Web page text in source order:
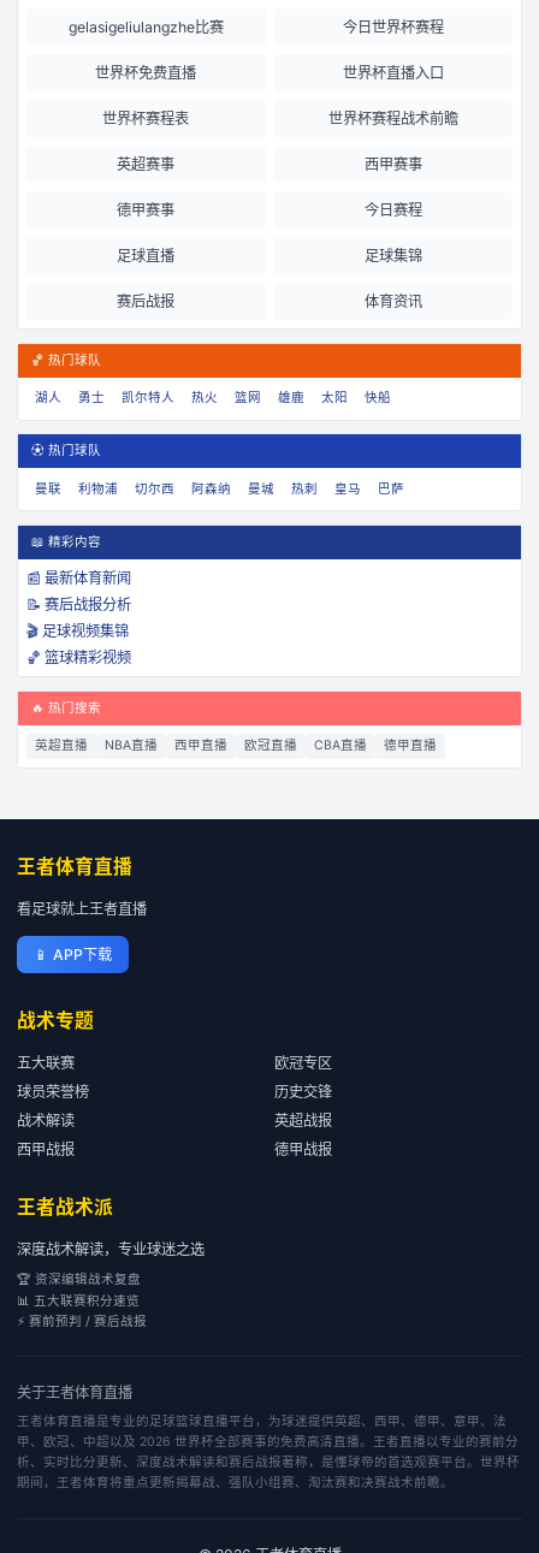
gelasigeliulangzhe比赛 今日世界杯赛程
世界杯免费直播 世界杯直播入口
世界杯赛程表 世界杯赛程战术前瞻
英超赛事 西甲赛事
德甲赛事 今日赛程
足球直播 足球集锦
赛后战报 体育资讯
🏀 热门球队
湖人 勇士 凯尔特人 热火 篮网 雄鹿 太阳 快船
⚽ 热门球队
曼联 利物浦 切尔西 阿森纳 曼城 热刺 皇马 巴萨
📖 精彩内容
📰 最新体育新闻
📝 赛后战报分析
🎬 足球视频集锦
🏀 篮球精彩视频
🔥 热门搜索
英超直播 NBA直播 西甲直播 欧冠直播 CBA直播 德甲直播
王者体育直播
看足球就上王者直播
📱 APP下载
战术专题
五大联赛
欧冠专区
球员荣誉榜
历史交锋
战术解读
英超战报
西甲战报
德甲战报
王者战术派
深度战术解读，专业球迷之选
🏆 资深编辑战术复盘
📊 五大联赛积分速览
⚡ 赛前预判 / 赛后战报
关于王者体育直播
王者体育直播是专业的足球篮球直播平台，为球迷提供英超、西甲、德甲、意甲、法
甲、欧冠、中超以及 2026 世界杯全部赛事的免费高清直播。王者直播以专业的赛前分
析、实时比分更新、深度战术解读和赛后战报著称，是懂球帝的首选观赛平台。世界杯
期间，王者体育将重点更新揭幕战、强队小组赛、淘汰赛和决赛战术前瞻。